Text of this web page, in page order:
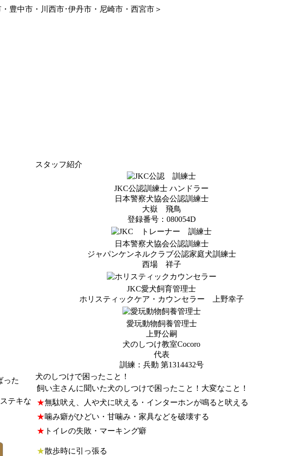
豊中市・川西市･伊丹市・尼崎市・西宮市＞
った
テキな
スタッフ紹介
JKC公認訓練士 ハンドラー
日本警察犬協会公認訓練士
大嶽 飛鳥
登録番号：080054D
日本警察犬協会公認訓練士
ジャパンケンネルクラブ公認家庭犬訓練士
西場 祥子
JKC愛犬飼育管理士
ホリスティックケア・カウンセラー 上野幸子
愛玩動物飼養管理士
上野公嗣
犬のしつけ教室Cocoro
代表
訓練：兵動 第1314432号
犬のしつけで困ったこと！
飼い主さんに聞いた犬のしつけで困ったこと！大変なこと！
★無駄吠え、人や犬に吠える・インターホンが鳴ると吠える
★噛み癖がひどい・甘噛み・家具などを破壊する
★ トイレの失敗・マーキング癖
★散歩時に引っ張る